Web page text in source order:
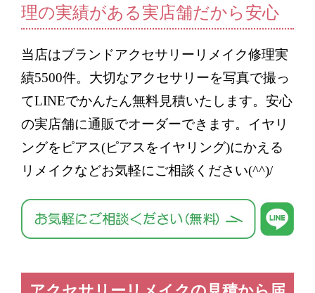
理の実績がある実店舗だから安心
当店はブランドアクセサリーリメイク修理実
績5500件。大切なアクセサリーを写真で撮っ
てLINEでかんたん無料見積いたします。安心
の実店舗に通販でオーダーできます。イヤリ
ングをピアス(ピアスをイヤリング)にかえる
リメイクなどお気軽にご相談ください(^^)/